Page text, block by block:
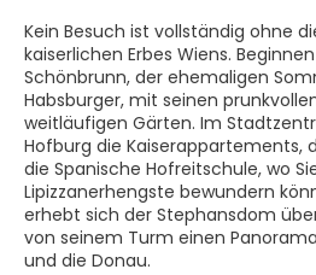
Kein Besuch ist vollständig ohne
kaiserlichen Erbes Wiens.
Schönbrunn, der ehemaligen
Habsburger, mit seinen
weitläufigen Gärten. Im
Hofburg die Kaiserappartements,
die Spanische Hofreitschule, wo
Lipizzanerhengste bewundern
erhebt sich der Stephansdom
von seinem Turm einen
und die Donau.